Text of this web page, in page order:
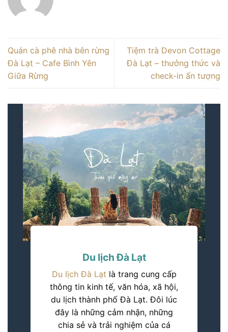
Quán cà phê nhà bên rừng
Đà Lạt – Cafe Bình Yên
Giữa Rừng
Tiệm trà Devon Cottage
Đà Lạt – thưởng thức và
check-in ấn tượng
Du lịch Đà Lạt
Du lịch Đà Lạt là trang cung cấp
thông tin kinh tế, văn hóa, xã hội,
du lịch thành phố Đà Lạt. Đôi lúc
đây là những cảm nhận, những
chia sẻ và trải nghiệm của cá